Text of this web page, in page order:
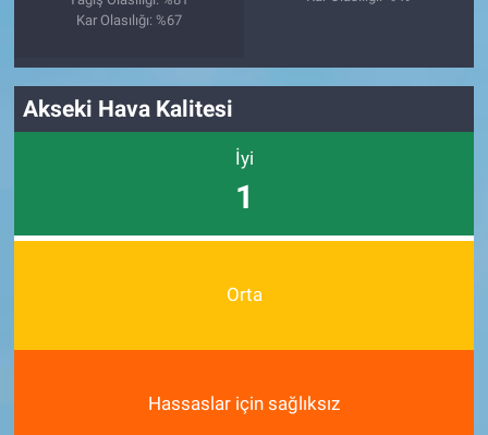
Kar Olasılığı: %67
Akseki Hava Kalitesi
İyi
1
Orta
Hassaslar için sağlıksız